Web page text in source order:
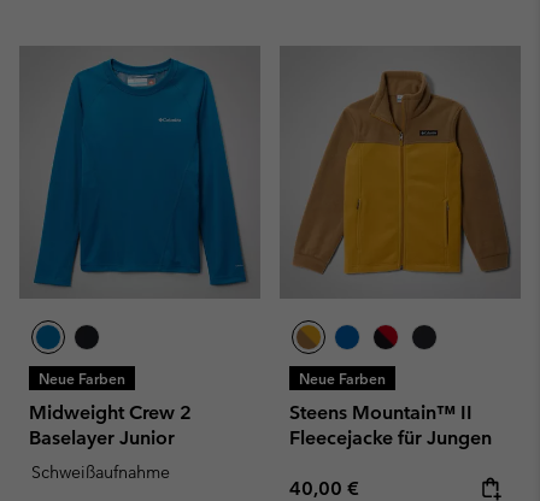
Neue Farben
Midweight Crew 2
Baselayer Junior
Schweißaufnahme
Neue Farben
Steens Mountain™ II
Fleecejacke für Jungen
Regular price:
40,00 €